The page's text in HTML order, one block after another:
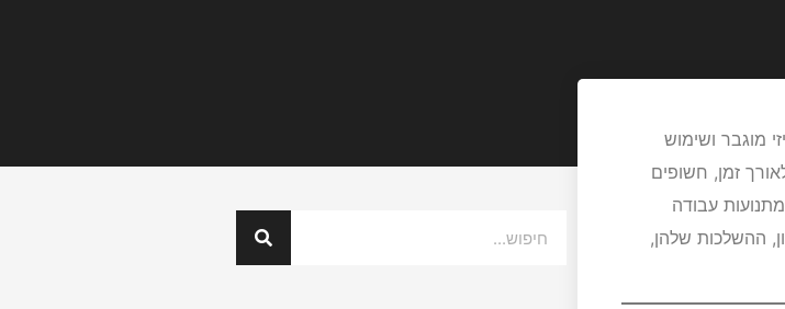
מוגבר ושימוש
זמן, חשופים
עבודה
ההשלכות שלהן,